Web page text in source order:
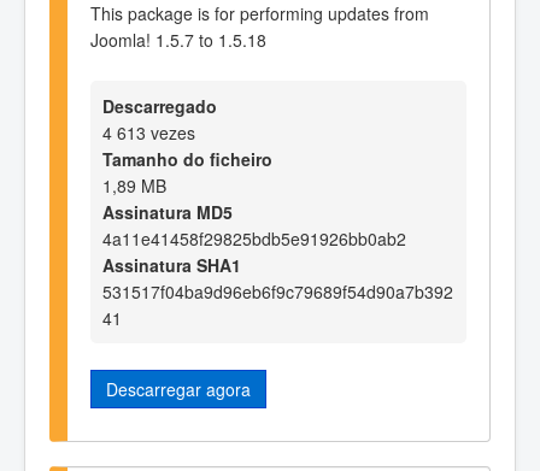
This package is for performing updates from
Joomla! 1.5.7 to 1.5.18
Descarregado
4 613 vezes
Tamanho do ficheiro
1,89 MB
Assinatura MD5
4a11e41458f29825bdb5e91926bb0ab2
Assinatura SHA1
531517f04ba9d96eb6f9c79689f54d90a7b392
41
Descarregar agora